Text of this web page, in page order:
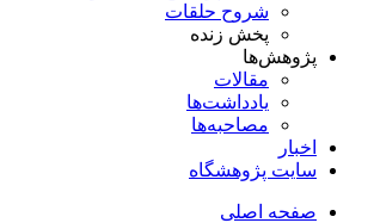
شروح حلقات
پخش زنده
پژوهش‌ها
مقالات
یادداشت‌ها
مصاحبه‌ها
اخبار
سایت پژوهشگاه
صفحه اصلی